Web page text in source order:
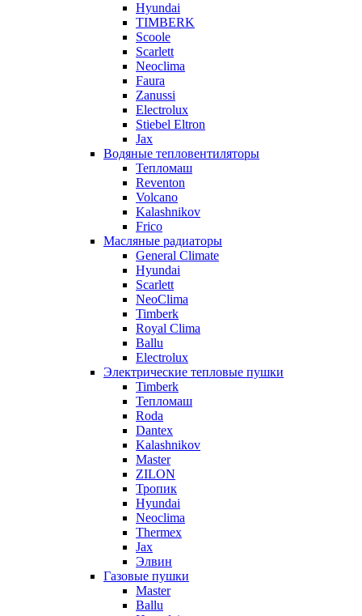
Hyundai
TIMBERK
Scoole
Scarlett
Neoclima
Faura
Zanussi
Electrolux
Stiebel Eltron
Jax
Водяные тепловентиляторы
Тепломаш
Reventon
Volcano
Kalashnikov
Frico
Масляные радиаторы
General Climate
Hyundai
Scarlett
NeoClima
Timberk
Royal Clima
Ballu
Electrolux
Электрические тепловые пушки
Timberk
Тепломаш
Roda
Dantex
Kalashnikov
Master
ZILON
Тропик
Hyundai
Neoclima
Thermex
Jax
Элвин
Газовые пушки
Master
Ballu